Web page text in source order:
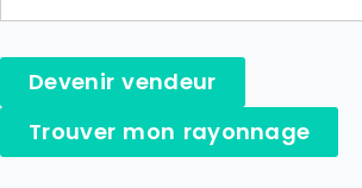
Devenir vendeur
Trouver mon rayonnage